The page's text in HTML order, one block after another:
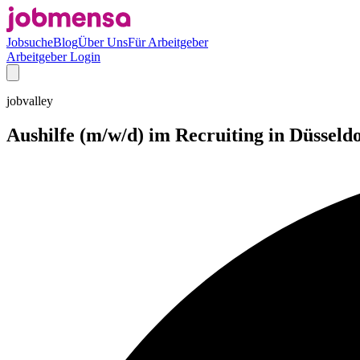
JobsucheBlogÜber UnsFür Arbeitgeber
Arbeitgeber Login
jobvalley
Aushilfe (m/w/d) im Recruiting in